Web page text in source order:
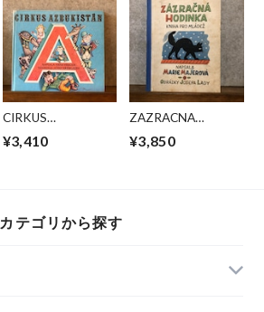
CIRKUS
¥3,410
ZAZRACNA
¥3,850
カテゴリから探す